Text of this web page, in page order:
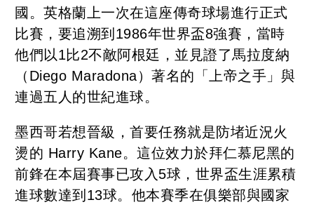
國。英格蘭上一次在這座傳奇球場進行正式
比賽，要追溯到1986年世界盃8強賽，當時
他們以1比2不敵阿根廷，並見證了馬拉度納
（Diego Maradona）著名的「上帝之手」與
連過五人的世紀進球。
墨西哥若想晉級，首要任務就是防堵近況火
燙的 Harry Kane。這位效力於拜仁慕尼黑的
前鋒在本屆賽事已攻入5球，世界盃生涯累積
進球數達到13球。他本賽季在俱樂部與國家